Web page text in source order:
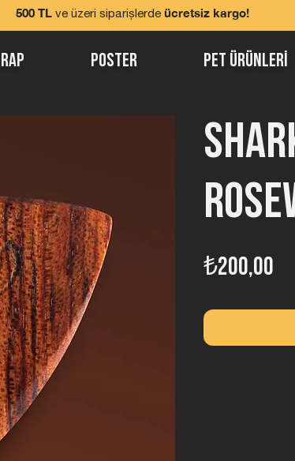
Poster Pet ürünlerİ
500 TL ve üzeri siparişlerde ücretsiz kargo!
₺200,00